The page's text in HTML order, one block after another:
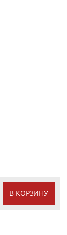
В КОРЗИНУ